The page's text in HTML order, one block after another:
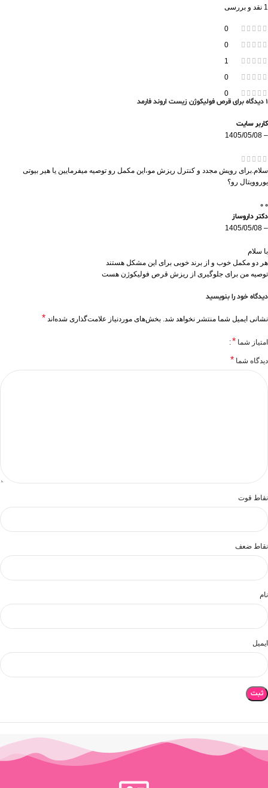
1 نقد و بررسی
0
0
1
0
0
1 دیدگاه برای قرص فولیکوژن زیست اروند فارمد
کاربر سایت
–
1405/05/08
سلام.برای رویش مجدد و کنترل ریزش مو،این مکمل رو توصیه میفرمایین یا هیر بیوتی
یوروویتال رو؟
0
0
دکتر داروساز
–
1405/05/08
با سلام
هر دو مکمل خوب و از برند خوبی برای این مشکل هستند
توصیه من برای جلوگیری از ریزش قرص فولیکوژن هست
دیدگاه خود را بنویسید
نشانی ایمیل شما منتشر نخواهد شد. بخش‌های موردنیاز علامت‌گذاری شده‌اند *
امتیاز شما *
دیدگاه شما *
نقاط قوت
نقاط ضعف
نام
ایمیل